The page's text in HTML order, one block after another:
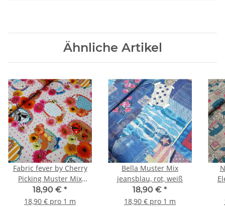
Ähnliche Artikel
Fabric fever by Cherry
Picking Muster Mix
natur, pink, rot, türkis,
orange
18,90 € *
18,90 € pro 1 m
Bella Muster Mix
jeansblau, rot, weiß
18,90 € *
18,90 € pro 1 m